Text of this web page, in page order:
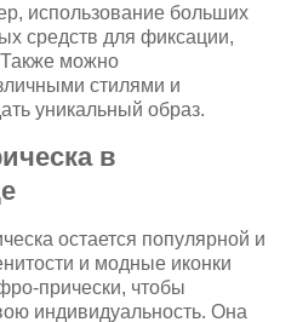
использование больших
средств для фиксации,
Также можно
стилями и
уникальный образ.
в
остается популярной и
и модные иконки
прически, чтобы
индивидуальность. Она